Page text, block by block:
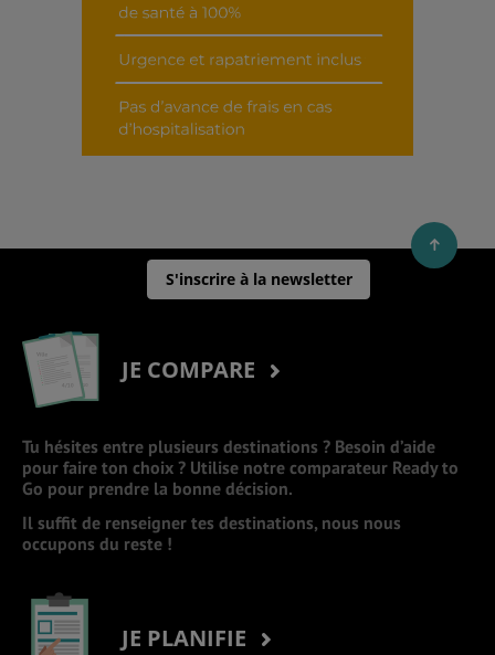
S'inscrire à la newsletter
JE COMPARE
Tu hésites entre plusieurs destinations ? Besoin d’aide
pour faire ton choix ? Utilise notre comparateur Ready to
Go pour prendre la bonne décision.
Il suffit de renseigner tes destinations, nous nous
occupons du reste !
JE PLANIFIE